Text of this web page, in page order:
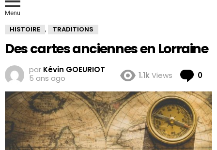
Menu
HISTOIRE , TRADITIONS
Des cartes anciennes en Lorraine
par Kévin GOEURIOT
5 ans ago
1.1kViews 0